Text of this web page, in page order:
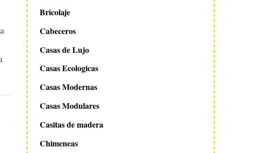
Bricolaje
Cabeceros
Casas de Lujo
Casas Ecologicas
Casas Modernas
Casas Modulares
Casitas de madera
Chimeneas